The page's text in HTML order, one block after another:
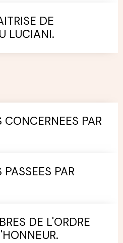
DE
LUCIANI.
PAR
PAR
DE L'ORDRE